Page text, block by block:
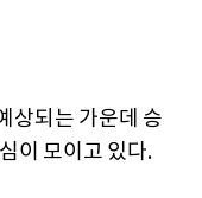
상되는 가운데 승
이 모이고 있다.